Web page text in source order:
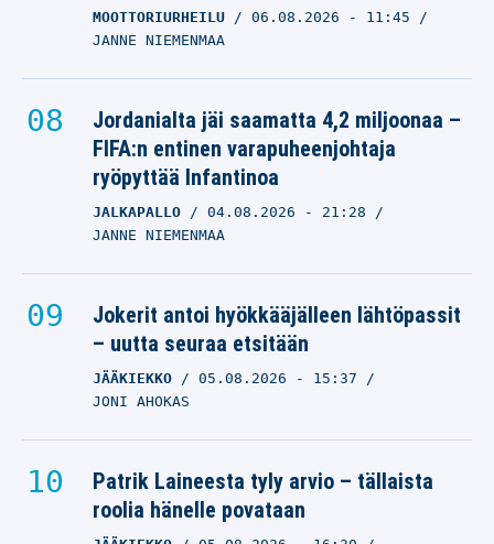
MOOTTORIURHEILU 06.08.2026 - 11:45
JANNE NIEMENMAA
Jordanialta jäi saamatta 4,2 miljoonaa –
FIFA:n entinen varapuheenjohtaja
ryöpyttää Infantinoa
JALKAPALLO 04.08.2026 - 21:28
JANNE NIEMENMAA
Jokerit antoi hyökkääjälleen lähtöpassit
– uutta seuraa etsitään
JÄÄKIEKKO 05.08.2026 - 15:37
JONI AHOKAS
Patrik Laineesta tyly arvio – tällaista
roolia hänelle povataan